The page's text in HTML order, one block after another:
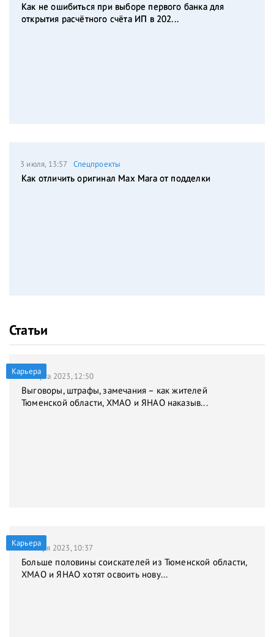
Как не ошибиться при выборе первого банка для
открытия расчётного счёта ИП в 202...
3 июля, 13:57 Спецпроекты
Как отличить оригинал Max Mara от подделки
Статьи
Карьера
31 марта 2023, 12:50
Выговоры, штрафы, замечания – как жителей
Тюменской области, ХМАО и ЯНАО наказыв...
Карьера
9 января 2023, 10:37
Больше половины соискателей из Тюменской области,
ХМАО и ЯНАО хотят освоить нову...